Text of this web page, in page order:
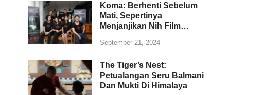
Koma: Berhenti Sebelum
Mati, Sepertinya
Menjanjikan Nih Film…
September 21, 2024
The Tiger’s Nest:
Petualangan Seru Balmani
Dan Mukti Di Himalaya